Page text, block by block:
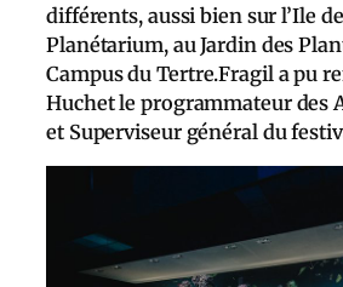
différents, aussi bien sur l’Ile
Planétarium, au Jardin des
Campus du Tertre.Fragil a pu
Huchet le programmateur des
et Superviseur général du